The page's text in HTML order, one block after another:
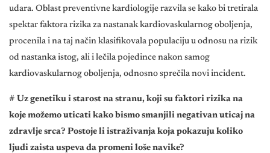
udara. Oblast preventivne kardiologije razvila se kako bi tretirala
spektar faktora rizika za nastanak kardiovaskularnog oboljenja,
procenila i na taj način klasifikovala populaciju u odnosu na rizik
od nastanka istog, ali i lečila pojedince nakon samog
kardiovaskularnog oboljenja, odnosno sprečila novi incident.
# Uz genetiku i starost na stranu, koji su faktori rizika na
koje možemo uticati kako bismo smanjili negativan uticaj na
zdravlje srca? Postoje li istraživanja koja pokazuju koliko
ljudi zaista uspeva da promeni loše navike?